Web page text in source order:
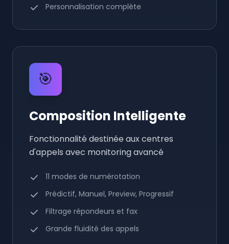
Personnalisation complète
🎯
Composition Intelligente
Fonctionnalité destinée aux centres
d'appels avec monitoring avancé
11 modes de numérotation
Prédictif, Manuel, Preview, Progressif
Filtrage répondeurs et fax
Grande fluidité des appels